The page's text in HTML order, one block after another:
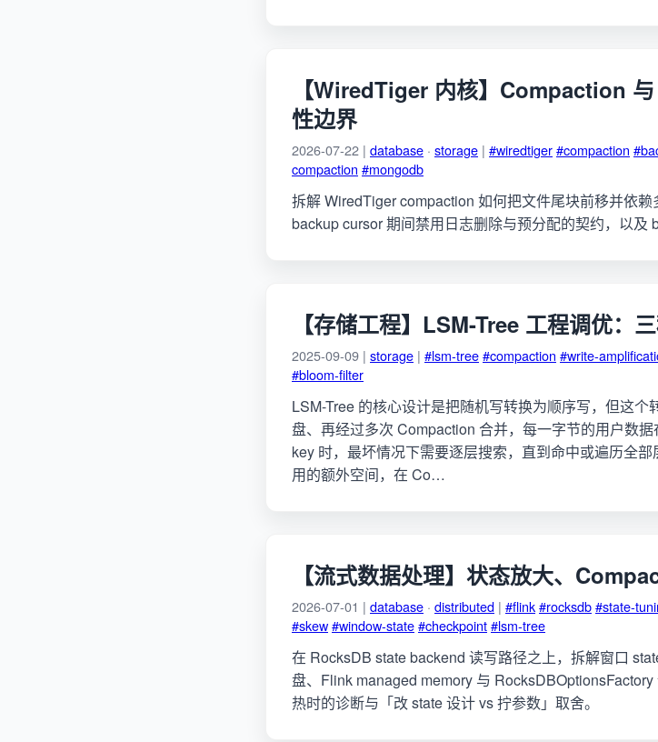
【WiredTiger 内核】Compaction
性边界
2026-07-22 | database · storage | #wiredtiger#compaction
compaction #mongodb
拆解 WiredTiger compaction 如何把文件尾块前移并依
backup cursor 期间禁用日志删除与预分配的契约，以及
【存储工程】LSM-Tree 工程调优：
2025-09-09 | storage | #lsm-tree#compaction #write-
#bloom-filter
LSM-Tree 的核心设计是把随机写转换为顺序写，但这
盘、再经过多次 Compaction 合并，每一字节的用户数
key 时，最坏情况下需要逐层搜索，直到命中或遍历全
用的额外空间，在 Co…
【流式数据处理】状态放大、
2026-07-01 | database · distributed | #flink#rocksdb#state-
#skew#window-state#checkpoint#lsm-tree
在 RocksDB state backend 读写路径之上，拆解窗口
盘、Flink managed memory 与
热时的诊断与「改 state 设计 vs 拧参数」取舍。